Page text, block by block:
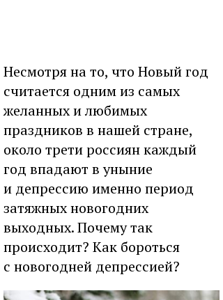
Несмотря на то, что Новый год
считается одним из самых
желанных и любимых
праздников в нашей стране,
около трети россиян каждый
год впадают в уныние
и депрессию именно период
затяжных новогодних
выходных. Почему так
происходит? Как бороться
с новогодней депрессией?